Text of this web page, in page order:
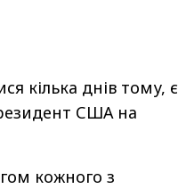
кілька днів тому, є
США на
кожного з